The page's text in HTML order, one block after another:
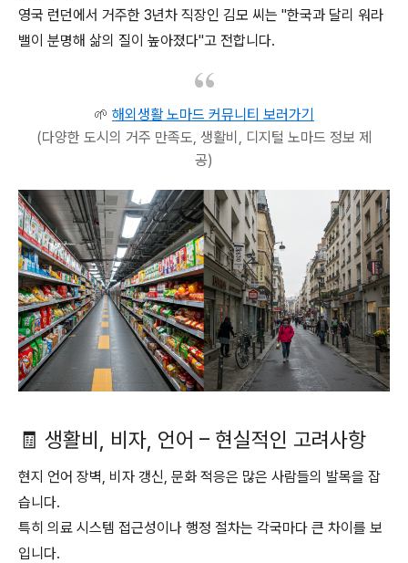
영국 런던에서 거주한 3년차 직장인 김모 씨는 "한국과 달리 워라
밸이 분명해 삶의 질이 높아졌다"고 전합니다.
🌱 해외생활 노마드 커뮤니티 보러가기
(다양한 도시의 거주 만족도, 생활비, 디지털 노마드 정보 제
공)
🧾 생활비, 비자, 언어 – 현실적인 고려사항
현지 언어 장벽, 비자 갱신, 문화 적응은 많은 사람들의 발목을 잡
습니다.
특히 의료 시스템 접근성이나 행정 절차는 각국마다 큰 차이를 보
입니다.